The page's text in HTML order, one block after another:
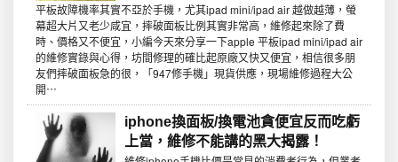
平板故障機率其實不亞於手機，尤其ipad mini/ipad air 越做越薄，螢
幕超大片又老少咸宜，摔破面板比例其實非常高，維修起來除了費
時、價格又不便宜，小編今天來分享一下apple 平板ipad mini/ipad air
的維修實錄與心得，坊間修理的確比起原廠又快又便宜，相信很多朋
友們摔破面板急的很，「947修手機」現貨供應，現場維修過程大公
開⋯
iphone換面板/換電池貪便宜反而吃虧
上當，維修不能講的黑大揭露！